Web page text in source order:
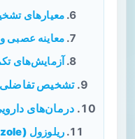
معیارهای
معاینه عصبی
آزمایش‌های
تشخیص تفاضلی
درمان‌های
ریلوزول (Riluzole)